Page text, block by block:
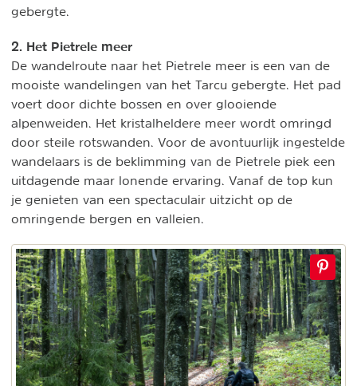
gebergte.
2. Het Pietrele meer
De wandelroute naar het Pietrele meer is een van de
mooiste wandelingen van het Tarcu gebergte. Het pad
voert door dichte bossen en over glooiende
alpenweiden. Het kristalheldere meer wordt omringd
door steile rotswanden. Voor de avontuurlijk ingestelde
wandelaars is de beklimming van de Pietrele piek een
uitdagende maar lonende ervaring. Vanaf de top kun
je genieten van een spectaculair uitzicht op de
omringende bergen en valleien.